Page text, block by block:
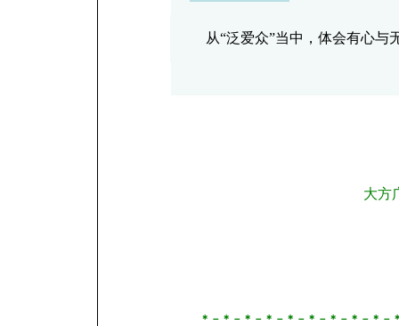
从“泛爱众”当中，体会有心与
大方
＊－＊－＊－＊－＊－＊－＊－＊－＊